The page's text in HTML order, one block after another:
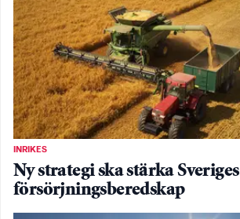
INRIKES
Ny strategi ska stärka Sveriges
försörjningsberedskap